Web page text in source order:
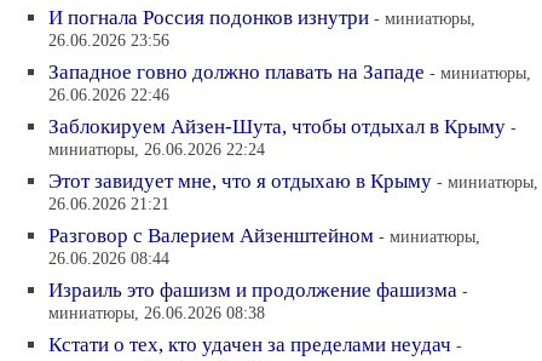
И погнала Россия подонков изнутри - миниатюры,
26.06.2026 23:56
Западное говно должно плавать на Западе - миниатюры,
26.06.2026 22:46
Заблокируем Айзен-Шута, чтобы отдыхал в Крыму -
миниатюры, 26.06.2026 22:24
Этот завидует мне, что я отдыхаю в Крыму - миниатюры,
26.06.2026 21:21
Разговор с Валерием Айзенштейном - миниатюры,
26.06.2026 08:44
Израиль это фашизм и продолжение фашизма -
миниатюры, 26.06.2026 08:38
Кстати о тех, кто удачен за пределами неудач -